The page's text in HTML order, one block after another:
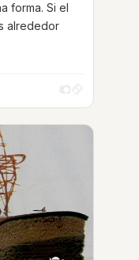
forma. Si el
alrededor